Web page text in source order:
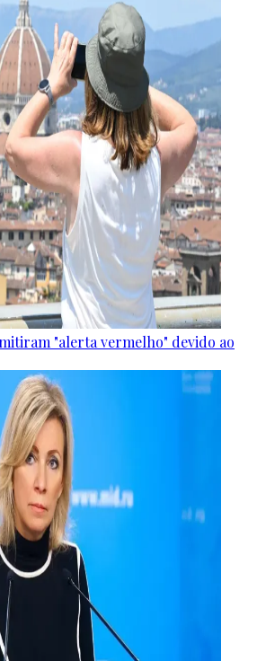
"alerta vermelho" devido ao